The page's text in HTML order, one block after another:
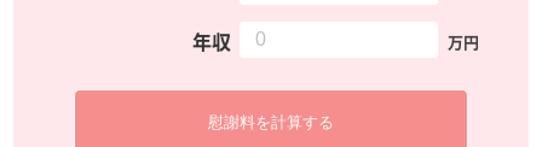
年収 万円